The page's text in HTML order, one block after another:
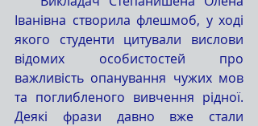
Іванівна створила флешмоб, у ході
якого студенти цитували вислови
відомих особистостей про
важливість опанування чужих мов
та поглибленого вивчення рідної.
Деякі фрази давно вже стали